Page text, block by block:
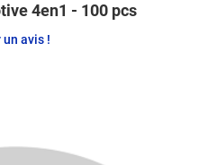
4en1 - 100 pcs
avis !